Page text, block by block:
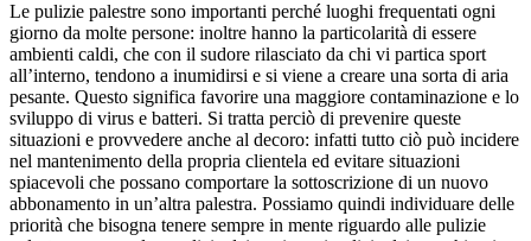
Le pulizie palestre sono importanti perché luoghi frequentati ogni
giorno da molte persone: inoltre hanno la particolarità di essere
ambienti caldi, che con il sudore rilasciato da chi vi partica sport
all’interno, tendono a inumidirsi e si viene a creare una sorta di aria
pesante. Questo significa favorire una maggiore contaminazione e lo
sviluppo di virus e batteri. Si tratta perciò di prevenire queste
situazioni e provvedere anche al decoro: infatti tutto ciò può incidere
nel mantenimento della propria clientela ed evitare situazioni
spiacevoli che possano comportare la sottoscrizione di un nuovo
abbonamento in un’altra palestra. Possiamo quindi individuare delle
priorità che bisogna tenere sempre in mente riguardo alle pulizie